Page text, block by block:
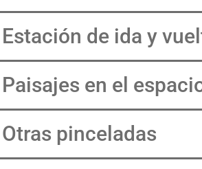
Estación de ida y
Paisajes en el
Otras pinceladas